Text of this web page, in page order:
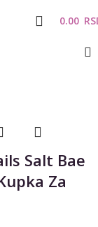
0.00
Salt Bae
Za